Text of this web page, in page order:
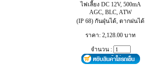
ไฟเลี้ยง DC 12V, 500mA
AGC, BLC, ATW
(IP 68) กันฝุ่นได้, ตากฝนได้
ราคา: 2,128.00 บาท
จำนวน :